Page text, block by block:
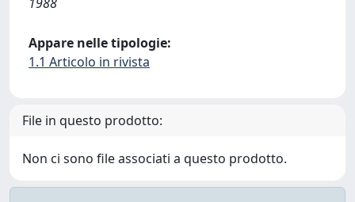
Appare nelle tipologie:
1.1 Articolo in rivista
File in questo prodotto:
Non ci sono file associati a questo prodotto.